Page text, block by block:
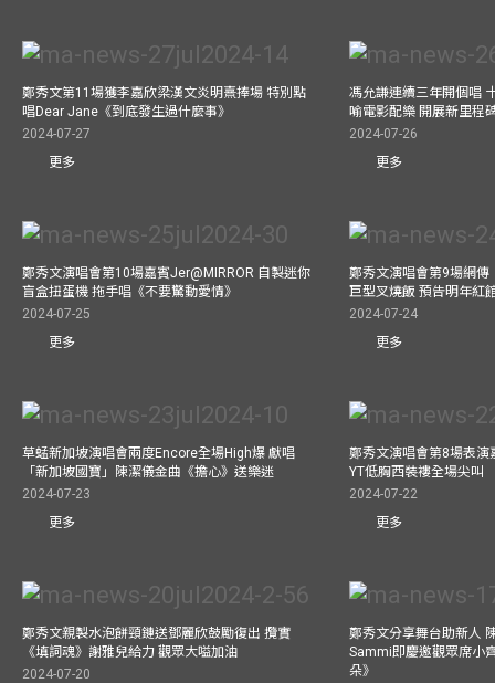
鄭秀文第11場獲李嘉欣梁漢文炎明熹捧場 特別點
唱Dear Jane《到底發生過什麼事》
2024-07-27
更多
馮允謙連續三年開個唱
喻電影配樂 開展新里程
2024-07-26
更多
鄭秀文演唱會第10場嘉賓Jer@MIRROR 自製迷你
盲盒扭蛋機 拖手唱《不要驚動愛情》
2024-07-25
更多
鄭秀文演唱會第9場網傳
巨型叉燒飯 預告明年紅
2024-07-24
更多
草蜢新加坡演唱會兩度Encore全場High爆 獻唱
「新加坡國寶」陳潔儀金曲《擔心》送樂迷
2024-07-23
更多
鄭秀文演唱會第8場表
YT低胸西裝褸全場尖叫
2024-07-22
更多
鄭秀文親製水泡餅頸鏈送鄧麗欣鼓勵復出 攬實
《填詞魂》謝雅兒給力 觀眾大嗌加油
2024-07-20
鄭秀文分享舞台助新人
Sammi即慶邀觀眾席小
朵》